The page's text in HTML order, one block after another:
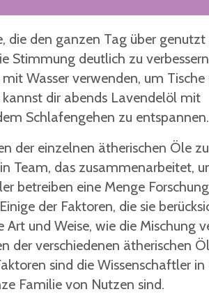
die den ganzen Tag über genutzt
Stimmung deutlich zu
Wasser verwenden, um Tische
dir abends Lavendelöl mit
Schlafengehen zu entspannen.
der einzelnen ätherischen Öle zu
Team, das zusammenarbeitet,
betreiben eine Menge
der Faktoren, die sie
und Weise, wie die Mischung
der verschiedenen ätherischen
sind die Wissenschaftler in
Familie von Nutzen sind.